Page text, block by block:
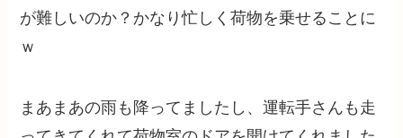
が難しいのか？かなり忙しく荷物を乗せることに
ｗ
まあまあの雨も降ってましたし、運転手さんも走